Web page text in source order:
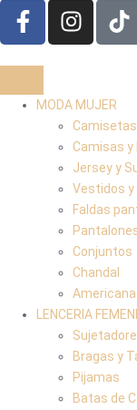
MODA MUJER
Camisas y
Jersey y
Vestidos y
Faldas
Conjuntos
Chandal
LENCERIA
Bragas y
Pijamas
Batas de